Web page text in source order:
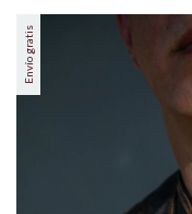
Envío gratis